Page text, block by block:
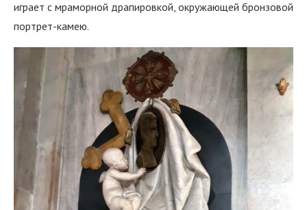
играет с мраморной драпировкой, окружающей бронзовой
портрет-камею.